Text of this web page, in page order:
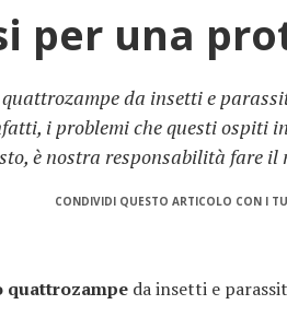
per una
da insetti e
i problemi che questi ospiti
è nostra responsabilità fare
CONDIVIDI QUESTO ARTICOLO CON I
quattrozampe da insetti e